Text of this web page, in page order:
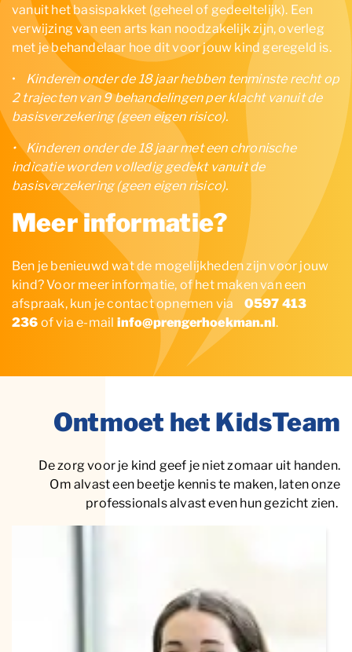
vanuit het basispakket (geheel of gedeeltelijk). Een
verwijzing van een arts kan noodzakelijk zijn, overleg
met je behandelaar hoe dit voor jouw kind geregeld is.
•
Kinderen onder de 18 jaar hebben tenminste recht op
2 trajecten van 9 behandelingen per klacht vanuit de
basisverzekering (geen eigen risico).
• Kinderen onder de 18 jaar met een chronische
indicatie worden volledig gedekt vanuit de
basisverzekering (geen eigen risico).
Meer informatie?
Ben je benieuwd wat de mogelijkheden zijn voor jouw
kind? Voor meer informatie, of het maken van een
afspraak, kun je contact opnemen via 0597 413
236 of via e-mail info@prengerhoekman.nl.
Ontmoet het KidsTeam
De zorg voor je kind geef je niet zomaar uit handen.
Om alvast een beetje kennis te maken, laten onze
professionals alvast even hun gezicht zien.